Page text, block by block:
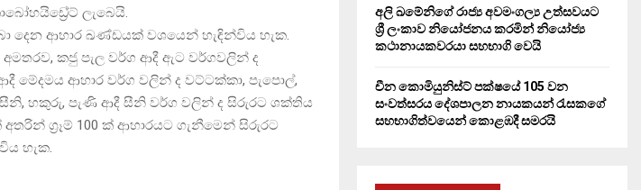
ලැබෙයි.
දෙන ආහාර ඛණ්ඩයක් වශයෙන් හැඳින්විය හැක.
කජු පැල වර්ග ආදී ඇට වර්ගවලින් ද
මේදමය ආහාර වර්ග වලින් ද වට්ටක්කා, පැපොල්,
හකුරු, පැණි ආදී සීනි වර්ග වලින් ද සිරුරට ශක්තිය
ග්‍රෑම් 100 ක් ආහාරයට ගැනීමෙන් සිරුරට
හැක.
අලි ඛමේනිගේ රාජ්‍ය අවමංගල්‍ය උත්සවයට
ශ්‍රී ලංකාව නියෝජනය කරමින් නියෝජ්‍ය
කථානායකවරයා සහභාගි වෙයි
චීන කොමියුනිස්ට් පක්ෂයේ 105 වන
සංවත්සරය දේශපාලන නායකයන් රැසකගේ
සහභාගිත්වයෙන් කොළඹදී සමරයි